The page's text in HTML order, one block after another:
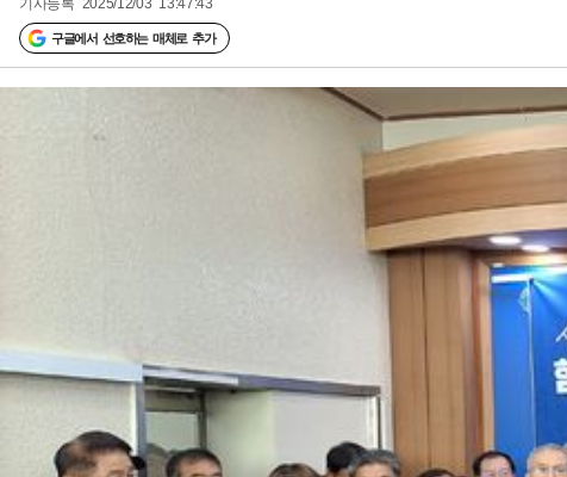
기사등록 2025/12/03 13:47:43
구글에서 선호하는 매체로 추가